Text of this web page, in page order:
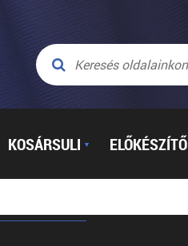
KOSÁRSULI ▼ ELŐKÉSZÍTŐ